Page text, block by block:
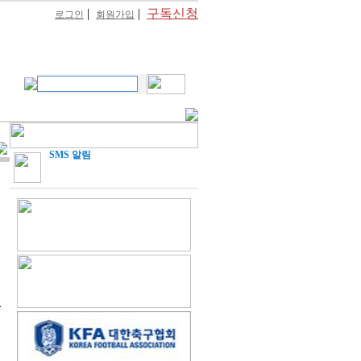
로그인 | 회원가입 | 구독신청
SMS 알림